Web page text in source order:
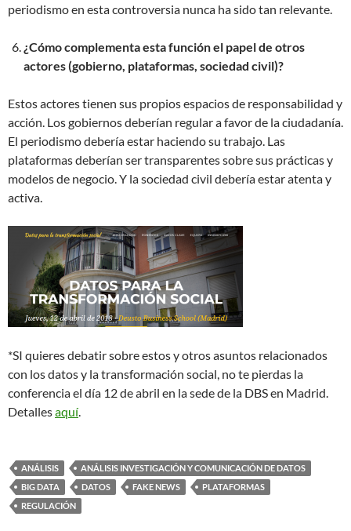
periodismo en esta controversia nunca ha sido tan relevante.
¿Cómo complementa esta función el papel de otros
actores (gobierno, plataformas, sociedad civil)?
Estos actores tienen sus propios espacios de responsabilidad y
acción. Los gobiernos deberían regular a favor de la ciudadanía.
El periodismo debería estar haciendo su trabajo. Las
plataformas deberían ser transparentes sobre sus prácticas y
modelos de negocio. Y la sociedad civil debería estar atenta y
activa.
*SI quieres debatir sobre estos y otros asuntos relacionados
con los datos y la transformación social, no te pierdas la
conferencia el día 12 de abril en la sede de la DBS en Madrid.
Detallesaquí.
ANÁLISIS
ANÁLISIS INVESTIGACIÓN Y COMUNICACIÓN DE DATOS
BIG DATA
DATOS FAKE NEWS
PLATAFORMAS
REGULACIÓN